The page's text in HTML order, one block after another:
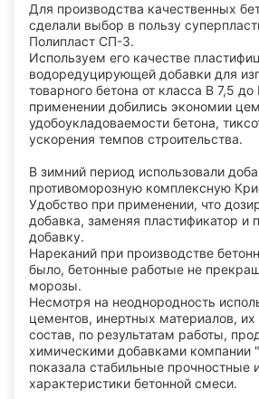
Для производства качественных
сделали выбор в пользу
Полипласт СП-3.
Используем его качестве
водоредуцирующей добавки для
товарного бетона от класса В 7,5
применении добились экономии
удобоукладоваемости бетона,
ускорения темпов строительства.
В зимний период использовали
противоморозную комплексную
Удобство при применении, что
добавка, заменяя пластификатор и
добавку.
Нареканий при производстве
было, бетонные работые не
морозы.
Несмотря на неоднородность
цементов, инертных материалов,
состав, по результатам работы,
химическими добавками компании
показала стабильные прочностные
характеристики бетонной смеси.